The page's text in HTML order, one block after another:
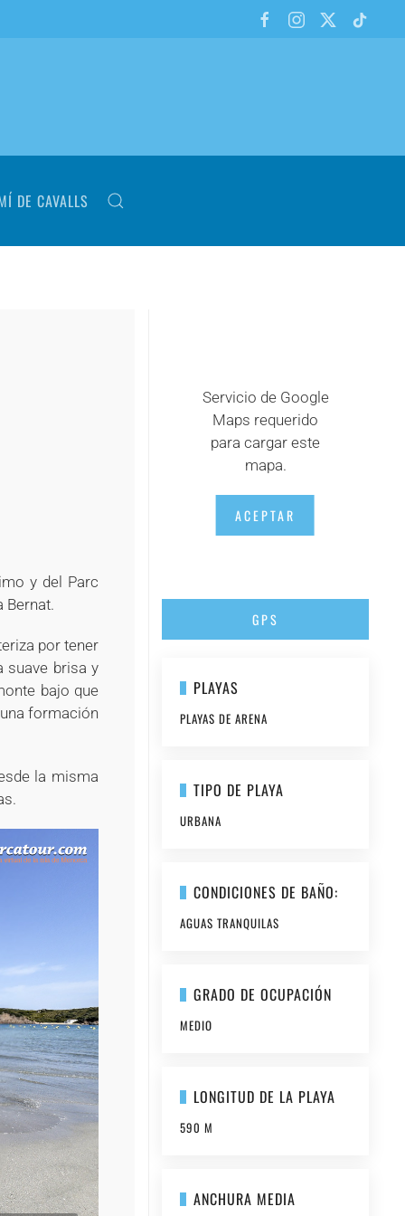
DE CAVALLS
y del Parc
Bernat.
por tener
suave brisa y
bajo que
formación
la misma
Servicio de Google
Maps requerido
para cargar este
mapa.
ACEPTAR
GPS
PLAYAS
PLAYAS DE ARENA
TIPO DE PLAYA
URBANA
CONDICIONES DE BAÑO:
AGUAS TRANQUILAS
GRADO DE OCUPACIÓN
MEDIO
LONGITUD DE LA PLAYA
590 M
ANCHURA MEDIA